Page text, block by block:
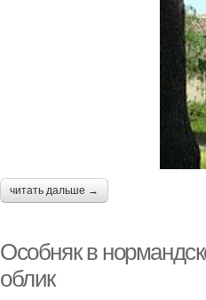
читать дальше →
Особняк в
облик